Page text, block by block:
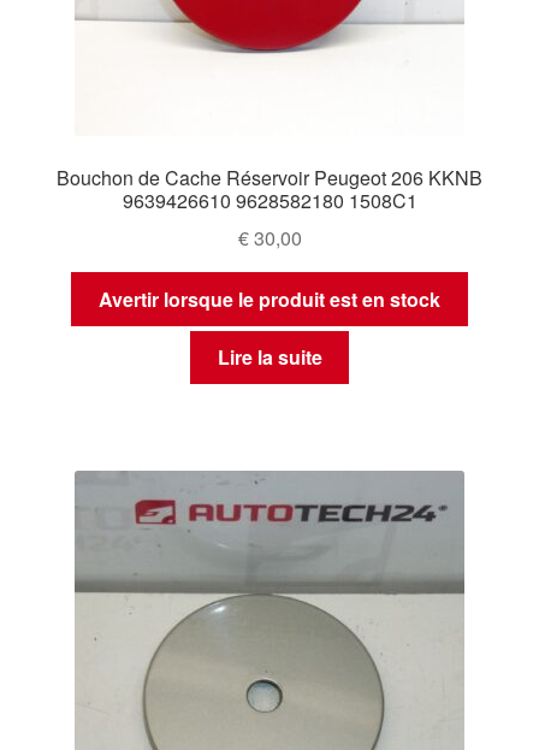
Bouchon de Cache Réservoir Peugeot 206 KKNB
9639426610 9628582180 1508C1
€30,00
Avertir lorsque le produit est en stock
Lire la suite